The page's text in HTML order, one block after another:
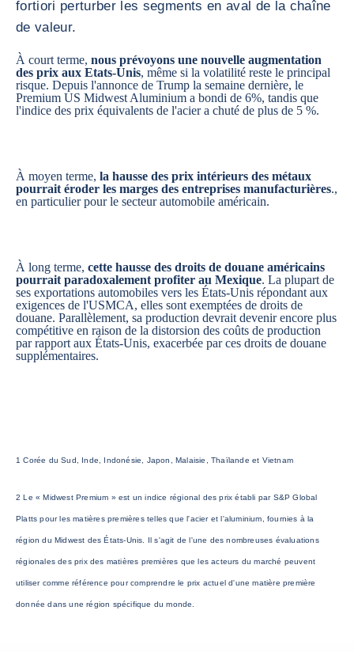
fortiori perturber les segments en aval de la chaîne
de valeur.
À court terme, nous prévoyons une nouvelle augmentation
des prix aux Etats-Unis, même si la volatilité reste le principal
risque. Depuis l'annonce de Trump la semaine dernière, le
Premium US Midwest Aluminium a bondi de 6%, tandis que
l'indice des prix équivalents de l'acier a chuté de plus de 5 %.
À moyen terme, la hausse des prix intérieurs des métaux
pourrait éroder les marges des entreprises manufacturières.,
en particulier pour le secteur automobile américain.
À long terme, cette hausse des droits de douane américains
pourrait paradoxalement profiter au Mexique. La plupart de
ses exportations automobiles vers les États-Unis répondant aux
exigences de l'USMCA, elles sont exemptées de droits de
douane. Parallèlement, sa production devrait devenir encore plus
compétitive en raison de la distorsion des coûts de production
par rapport aux États-Unis, exacerbée par ces droits de douane
supplémentaires.
1 Corée du Sud, Inde, Indonésie, Japon, Malaisie, Thaïlande et Vietnam
2 Le « Midwest Premium » est un indice régional des prix établi par S&P Global
Platts pour les matières premières telles que l'acier et l'aluminium, fournies à la
région du Midwest des États-Unis. Il s'agit de l'une des nombreuses évaluations
régionales des prix des matières premières que les acteurs du marché peuvent
utiliser comme référence pour comprendre le prix actuel d'une matière première
donnée dans une région spécifique du monde.